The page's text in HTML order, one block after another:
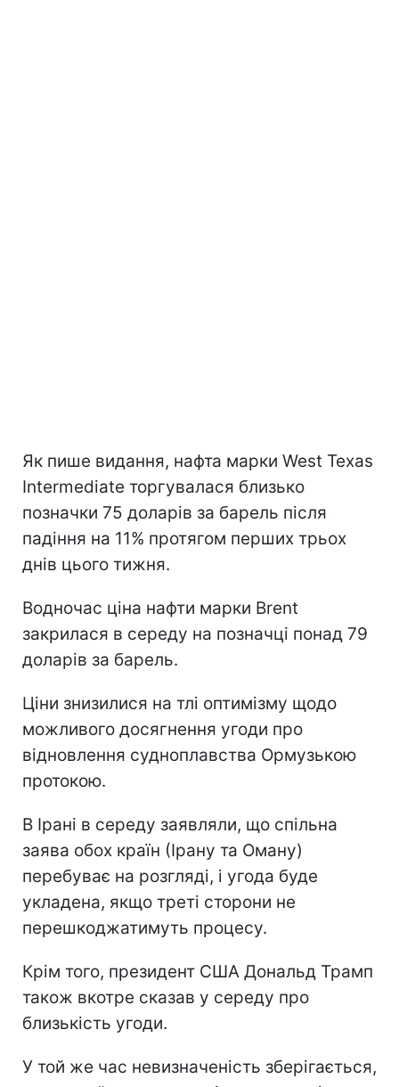
Як пише видання, нафта марки West Texas
Intermediate торгувалася близько
позначки 75 доларів за барель після
падіння на 11% протягом перших трьох
днів цього тижня.
Водночас ціна нафти марки Brent
закрилася в середу на позначці понад 79
доларів за барель.
Ціни знизилися на тлі оптимізму щодо
можливого досягнення угоди про
відновлення судноплавства Ормузькою
протокою.
В Ірані в середу заявляли, що спільна
заява обох країн (Ірану та Оману)
перебуває на розгляді, і угода буде
укладена, якщо треті сторони не
перешкоджатимуть процесу.
Крім того, президент США Дональд Трамп
також вкотре сказав у середу про
близькість угоди.
У той же час невизначеність зберігається,